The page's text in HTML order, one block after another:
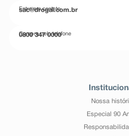
Entre em contato
sac@drogal.com.br
Compre pelo telefone
0800 347 0000
Nossa
Especial 90